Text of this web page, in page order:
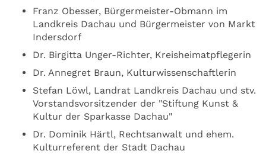
Franz Obesser, Bürgermeister-Obmann im
Landkreis Dachau und Bürgermeister von Markt
Indersdorf
Dr. Birgitta Unger-Richter, Kreisheimatpflegerin
Dr. Annegret Braun, Kulturwissenschaftlerin
Stefan Löwl, Landrat Landkreis Dachau und stv.
Vorstandsvorsitzender der "Stiftung Kunst &
Kultur der Sparkasse Dachau"
Dr. Dominik Härtl, Rechtsanwalt und ehem.
Kulturreferent der Stadt Dachau